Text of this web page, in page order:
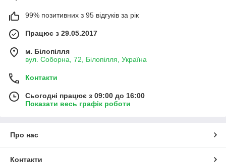
99% позитивних з 95 відгуків за рік
Працює з 29.05.2017
м. Білопілля
вул. Соборна, 72, Білопілля, Україна
Контакти
Сьогодні працює з 09:00 до 16:00
Показати весь графік роботи
Про нас
Контакти